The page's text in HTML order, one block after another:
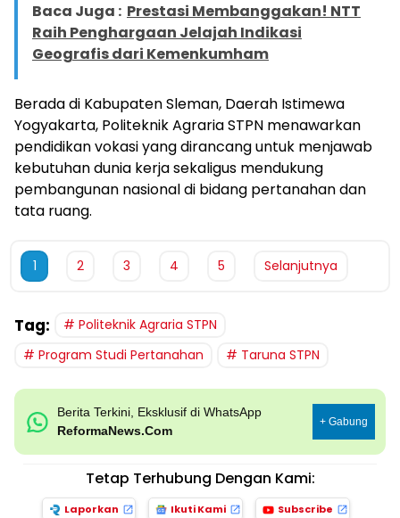
Baca Juga : Prestasi Membanggakan! NTT
Raih Penghargaan Jelajah Indikasi
Geografis dari Kemenkumham
Berada di Kabupaten Sleman, Daerah Istimewa
Yogyakarta, Politeknik Agraria STPN menawarkan
pendidikan vokasi yang dirancang untuk menjawab
kebutuhan dunia kerja sekaligus mendukung
pembangunan nasional di bidang pertanahan dan
tata ruang.
1 2 3 4 5 Selanjutnya
Tag:
Politeknik Agraria STPN
Program Studi Pertanahan
Taruna STPN
Berita Terkini, Eksklusif di WhatsApp
ReformaNews.Com
+ Gabung
Tetap Terhubung Dengan Kami:
Laporkan Ikuti Kami Subscribe